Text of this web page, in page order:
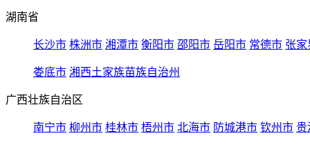
湖南省
长沙市 株洲市 湘潭市 衡阳市 邵阳市 岳阳市 常德市 张家
娄底市 湘西土家族苗族自治州
广西壮族自治区
南宁市 柳州市 桂林市 梧州市 北海市 防城港市 钦州市 贵